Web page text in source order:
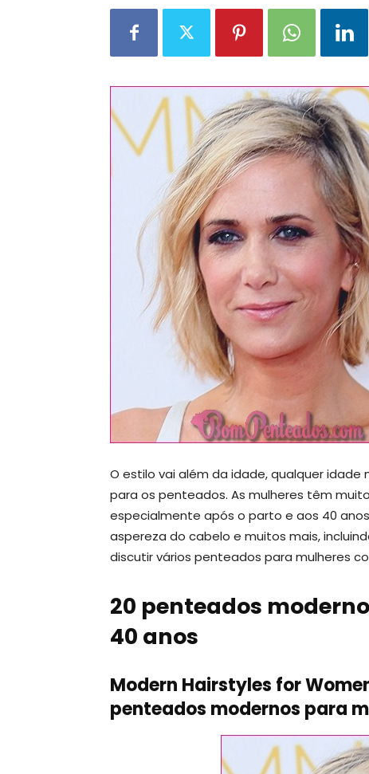
O estilo vai além da idade, qualquer
para os penteados. As mulheres têm
especialmente após o parto e aos 40
aspereza do cabelo e muitos mais,
discutir vários penteados para mulheres
20 penteados
40 anos
Modern Hairstyles for
penteados modernos para